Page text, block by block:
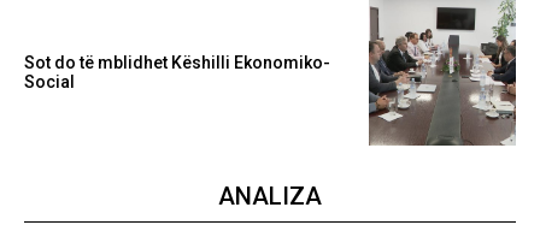
Sot do të mblidhet Këshilli Ekonomiko-
Social
ANALIZA